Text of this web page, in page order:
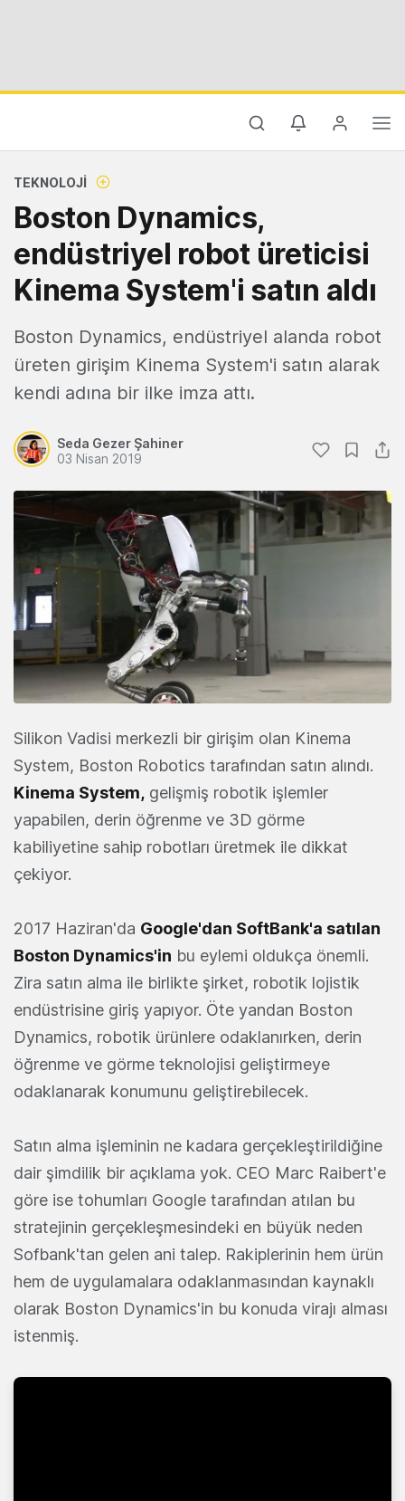
TEKNOLOJI
Boston Dynamics,
endüstriyel robot üreticisi
Kinema System'i satın aldı
Boston Dynamics, endüstriyel alanda robot
üreten girişim Kinema System'i satın alarak
kendi adına bir ilke imza attı.
Seda Gezer Şahiner
03 Nisan 2019
Silikon Vadisi merkezli bir girişim olan Kinema
System, Boston Robotics tarafından satın alındı.
Kinema System, gelişmiş robotik işlemler
yapabilen, derin öğrenme ve 3D görme
kabiliyetine sahip robotları üretmek ile dikkat
çekiyor.
2017 Haziran'da Google'dan SoftBank'a satılan
Boston Dynamics'in bu eylemi oldukça önemli.
Zira satın alma ile birlikte şirket, robotik lojistik
endüstrisine giriş yapıyor. Öte yandan Boston
Dynamics, robotik ürünlere odaklanırken, derin
öğrenme ve görme teknolojisi geliştirmeye
odaklanarak konumunu geliştirebilecek.
Satın alma işleminin ne kadara gerçekleştirildiğine
dair şimdilik bir açıklama yok. CEO Marc Raibert'e
göre ise tohumları Google tarafından atılan bu
stratejinin gerçekleşmesindeki en büyük neden
Sofbank'tan gelen ani talep. Rakiplerinin hem ürün
hem de uygulamalara odaklanmasından kaynaklı
olarak Boston Dynamics'in bu konuda virajı alması
istenmiş.